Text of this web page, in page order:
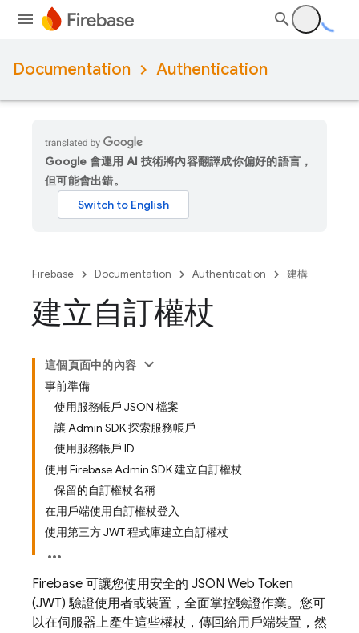
Documentation Authentication
Google 會運用 AI 技術將內容翻譯成你偏好的語言，
但可能會出錯。
Firebase Documentation Authentication 建構
建立自訂權杖
這個頁面中的內容
事前準備
使用服務帳戶 JSON 檔案
讓 Admin SDK 探索服務帳戶
使用服務帳戶 ID
使用 Firebase Admin SDK 建立自訂權杖
保留的自訂權杖名稱
在用戶端使用自訂權杖登入
使用第三方 JWT 程式庫建立自訂權杖
Firebase 可讓您使用安全的 JSON Web Token
(JWT) 驗證使用者或裝置，全面掌控驗證作業。您可
以在伺服器上產生這些權杖，傳回給用戶端裝置，然